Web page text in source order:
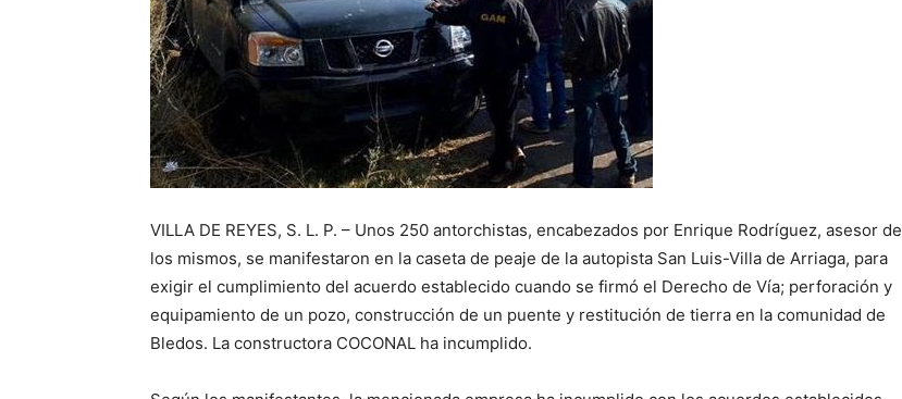
VILLA DE REYES, S. L. P. – Unos 250 antorchistas, encabezados por Enrique Rodríguez, asesor de
los mismos, se manifestaron en la caseta de peaje de la autopista San Luis-Villa de Arriaga, para
exigir el cumplimiento del acuerdo establecido cuando se firmó el Derecho de Vía; perforación y
equipamiento de un pozo, construcción de un puente y restitución de tierra en la comunidad de
Bledos. La constructora COCONAL ha incumplido.